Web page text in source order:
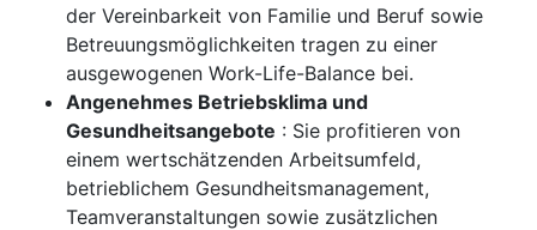
der Vereinbarkeit von Familie und Beruf sowie
Betreuungsmöglichkeiten tragen zu einer
ausgewogenen Work-Life-Balance bei.
Angenehmes Betriebsklima und
Gesundheitsangebote : Sie profitieren von
einem wertschätzenden Arbeitsumfeld,
betrieblichem Gesundheitsmanagement,
Teamveranstaltungen sowie zusätzlichen